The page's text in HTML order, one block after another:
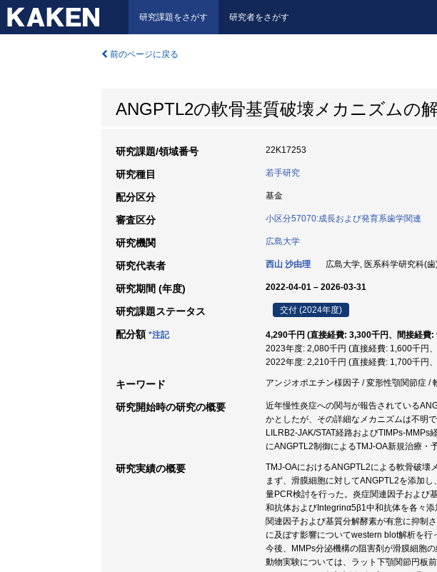
研究課題をさがす 研究者をさがす
前のページに戻る
ANGPTL2の軟骨基質破壊メカニズムの
研究課題/領域番号 22K17253
研究種目 若手研究
配分区分 基金
審査区分 小区分57070:成長および発育系歯学関連
研究機関 広島大学
研究代表者 西山 沙由理 広島大学, 医系科学研究科(
研究期間 (年度) 2022-04-01 – 2026-03-31
研究課題ステータス 交付 (2024年度)
配分額 *注記
4,290千円 (直接経費: 3,300千円、間接経費:
2023年度: 2,080千円 (直接経費: 1,600千円
2022年度: 2,210千円 (直接経費: 1,700千円
キーワード アンジオポエチン様因子 / 変形性顎関節症 /
研究開始時の研究の概要
近年慢性炎症への関与が報告されている
かとしたが、その詳細なメカニズムは不明
LILRB2‐JAK/STAT経路および
にANGPTL2制御によるTMJ-OA新規治療・
研究実績の概要
TMJ-OAにおけるANGPTL2による軟骨破壊
まず、滑膜細胞に対してANGPTL2を添加
量PCR検討を行った。炎症関連因子および
和抗体およびIntegrinα5β1中和抗体を各々
関連因子および基質分解酵素が有意に抑制
に及ぼす影響についてwestern blot解析を行
今後、MMPs分泌機構の阻害剤が滑膜細胞
動物実験については、ラット下顎関節円板